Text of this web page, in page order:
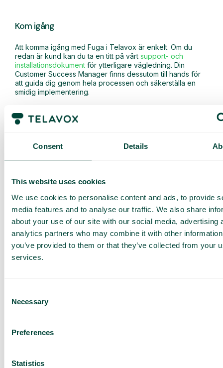
Consent Details
This website uses cookies
We use cookies to personalise content and ads, to provide
media features and to analyse our traffic. We also share
about your use of our site with our social media, advertising
analytics partners who may combine it with other
you’ve provided to them or that they’ve collected from your
services.
Selection
Necessary
Preferences
Statistics
Kom igång
Att komma igång med Fuga i Telavox är enkelt. Om du
redan är kund kan du ta en titt på vårt support- och
installationsdokument för ytterligare vägledning. Din
Customer Success Manager finns dessutom till hands för
att guida dig genom hela processen och säkerställa en
smidig implementering.
Få en
skräddarsydd
demo och
offert
ditt team